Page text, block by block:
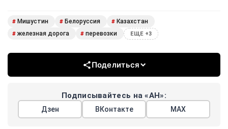
# Мишустин # Белоруссия # Казахстан
# железная дорога # перевозки ЕЩЕ +3
Поделиться
Подписывайтесь на «АН»:
Дзен ВКонтакте МАХ